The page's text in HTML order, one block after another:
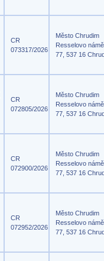
CR
073317/2026
Město Chrudim
Resselovo
77, 537 16
CR
072805/2026
Město Chrudim
Resselovo
77, 537 16
CR
072900/2026
Město Chrudim
Resselovo
77, 537 16
CR
072952/2026
Město Chrudim
Resselovo
77, 537 16